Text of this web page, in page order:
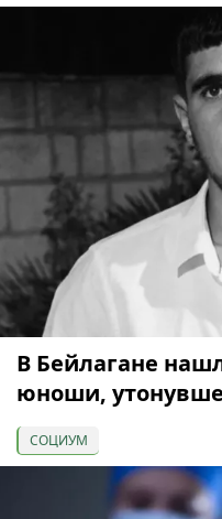
В Бейлагане
юноши,
СОЦИУМ